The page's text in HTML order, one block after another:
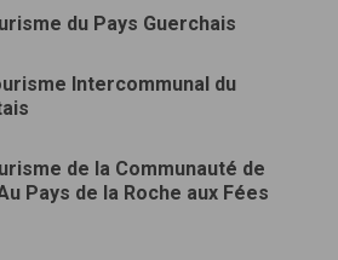
du Pays Guerchais
Intercommunal du
de la Communauté de
Pays de la Roche aux Fées